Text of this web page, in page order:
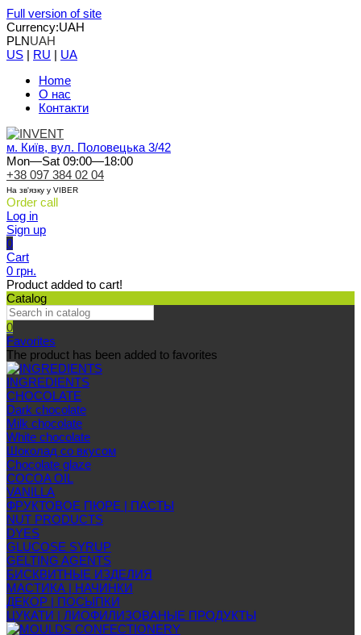
Full version of site
Currency:UAH
PLNUAH
US | RU | UA
Home
О нас
Контакти
м. Київ, вул. Половецька 3/42
Mon—Sat 09:00—18:00
+38 097 384 02 04
На зв'язку у VIBER
Order call
Log in
Sign up
0
Cart
0 грн.
Product added to cart!
Catalog
0
Favorites
The product has been added to favorites
INGREDIENTS
CHOCOLATE
Dark chocolate
Milk chocolate
White chocolate
Шоколад со вкусом
Chocolate glaze
COCOA OIL
VANILLA
ФРУКТОВОЕ ПЮРЕ | ПАСТЫ
NUT PRODUCTS
DYES
GLUCOSE SYRUP
GELTING AGENTS
БИСКВИТНЫЕ ИЗДЕЛИЯ
МАСТИКА | НАЧИНКИ
ДЕКОР | ПОСЫПКИ
ЦУКАТИ | ЛИОФИЛИЗОВАНЫЕ ПРОДУКТЫ